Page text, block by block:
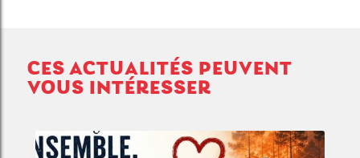
CES ACTUALITÉS PEUVENT
VOUS INTÉRESSER